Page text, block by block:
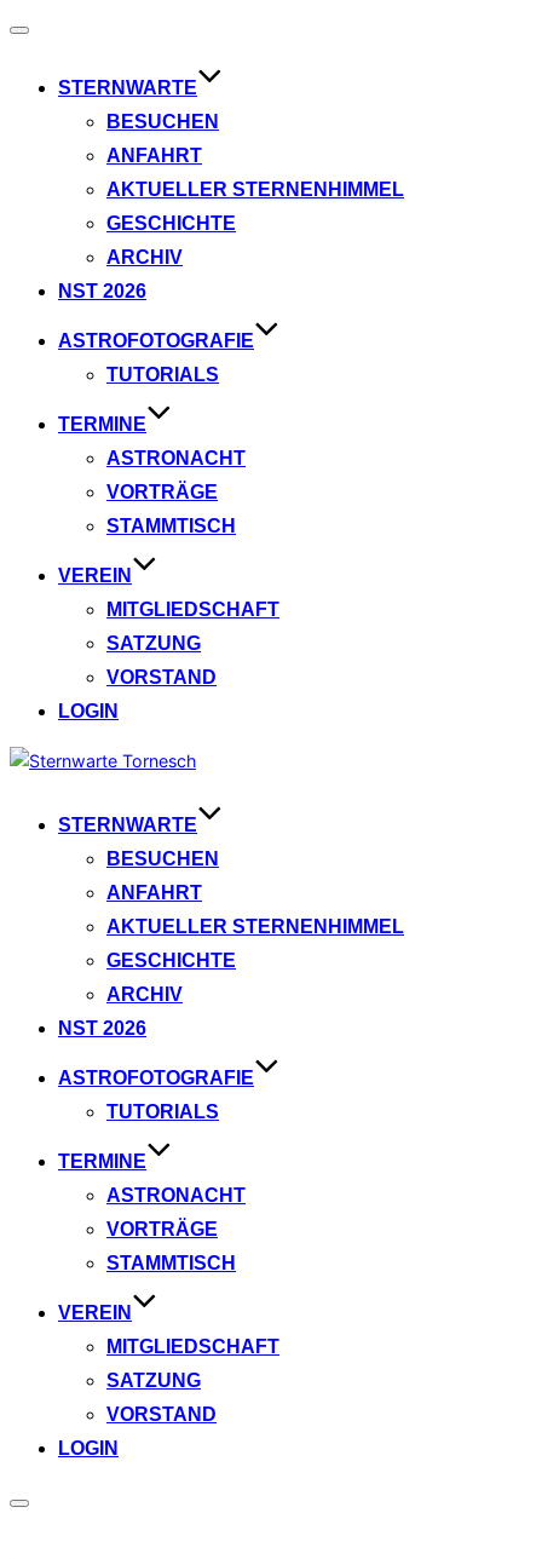
Navigation
STERNWARTE
BESUCHEN
ANFAHRT
AKTUELLER STERNENHIMMEL
GESCHICHTE
ARCHIV
NST 2026
ASTROFOTOGRAFIE
TUTORIALS
TERMINE
ASTRONACHT
VORTRÄGE
STAMMTISCH
VEREIN
MITGLIEDSCHAFT
SATZUNG
VORSTAND
LOGIN
Zum
springenSTERNWARTE
BESUCHEN
ANFAHRT
AKTUELLER STERNENHIMMEL
GESCHICHTE
ARCHIV
NST 2026
ASTROFOTOGRAFIE
TUTORIALS
TERMINE
ASTRONACHT
VORTRÄGE
STAMMTISCH
VEREIN
MITGLIEDSCHAFT
SATZUNG
VORSTAND
LOGIN
Seitenleiste